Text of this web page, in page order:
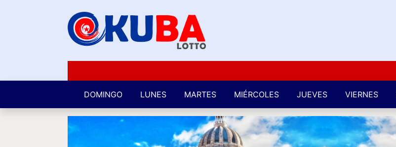
DOMINGO LUNES MARTES MIÉRCOLES JUEVES VIERNES